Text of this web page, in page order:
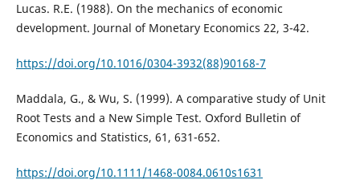
Lucas. R.E. (1988). On the mechanics of economic
development. Journal of Monetary Economics 22, 3-42.
https://doi.org/10.1016/0304-3932(88)90168-7
Maddala, G., & Wu, S. (1999). A comparative study of Unit
Root Tests and a New Simple Test. Oxford Bulletin of
Economics and Statistics, 61, 631-652.
https://doi.org/10.1111/1468-0084.0610s1631